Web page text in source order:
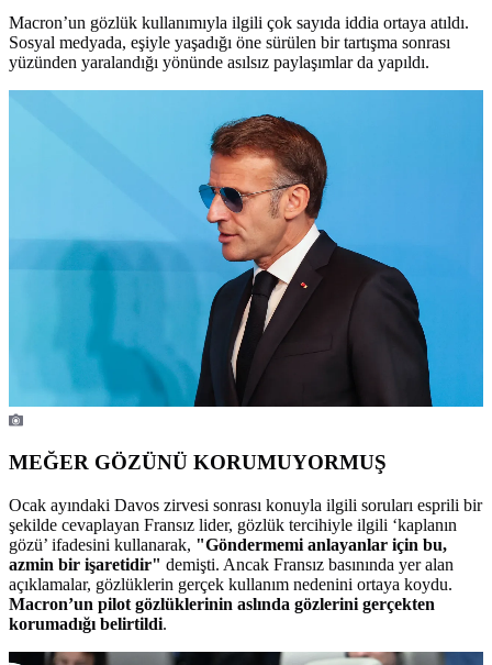
Macron’un gözlük kullanımıyla ilgili çok sayıda iddia ortaya atıldı.
Sosyal medyada, eşiyle yaşadığı öne sürülen bir tartışma sonrası
yüzünden yaralandığı yönünde asılsız paylaşımlar da yapıldı.
MEĞER GÖZÜNÜ KORUMUYORMUŞ
Ocak ayındaki Davos zirvesi sonrası konuyla ilgili soruları esprili bir
şekilde cevaplayan Fransız lider, gözlük tercihiyle ilgili ‘kaplanın
gözü’ ifadesini kullanarak, "Göndermemi anlayanlar için bu,
azmin bir işaretidir" demişti. Ancak Fransız basınında yer alan
açıklamalar, gözlüklerin gerçek kullanım nedenini ortaya koydu.
Macron’un pilot gözlüklerinin aslında gözlerini gerçekten
korumadığı belirtildi.